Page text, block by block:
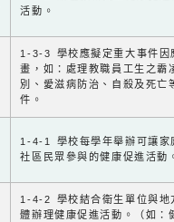
活動。
1-3-3 學校應擬定重大事件因
畫，如：處理教職員工生之霸
別、愛滋病防治、自殺及死亡
件。
1-4-1 學校每學年舉辦可讓家
社區民眾參與的健康促進活動
1-4-2 學校結合衛生單位與地
體辦理健康促進活動。（如：